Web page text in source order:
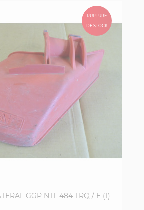
GGP NTL 484 TRQ / E (1)
RUPTURE
DE STOCK